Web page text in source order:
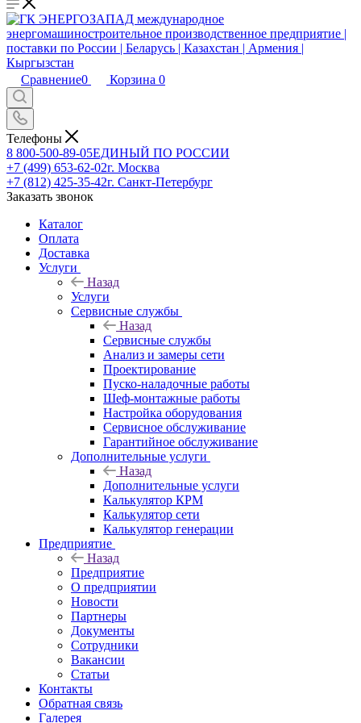
Сравнение0 Корзина 0
Телефоны
8 800-500-89-05ЕДИНЫЙ ПО РОССИИ
+7 (499) 653-62-02г. Москва
+7 (812) 425-35-42г. Санкт-Петербург
Заказать звонок
Каталог
Оплата
Доставка
Услуги
Назад
Услуги
Сервисные службы
Назад
Сервисные службы
Анализ и замеры сети
Проектирование
Пуско-наладочные работы
Шеф-монтажные работы
Настройка оборудования
Сервисное обслуживание
Гарантийное обслуживание
Дополнительные услуги
Назад
Дополнительные услуги
Калькулятор КРМ
Калькулятор сети
Калькулятор генерации
Предприятие
Назад
Предприятие
О предприятии
Новости
Партнеры
Документы
Сотрудники
Вакансии
Статьи
Контакты
Обратная связь
Галерея